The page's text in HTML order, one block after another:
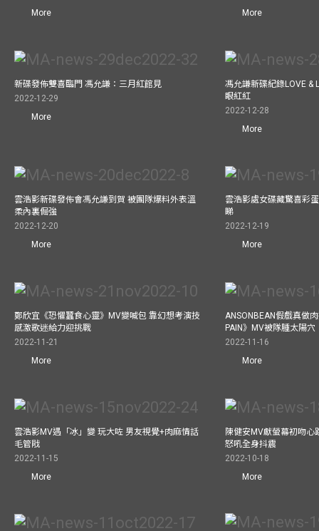
More
More
新碟發佈雙喜臨門 馮允謙：三月紅館見
2022-12-29
More
馮允謙新碟紀錄LOVE &
眼紅紅
2022-12-28
More
雲浩影新碟發佈會馮允謙到賀 被團隊爆料外表溫
柔內裏倔強
2022-12-20
More
雲浩影處女碟藏驚喜彩
睇
2022-12-19
More
鄭欣宜《恐懼蠶食心靈》MV變喊包 靠幻想考演技
感激歌迷給力迎挑戰
2022-11-21
More
ANSONBEAN假戲真做
PAIN》MV被隊腫太陽穴
2022-11-16
More
雲浩影MV遇「冰」變 玩大咗 男友視覺+肉麻情話
毛管戙
2022-11-15
More
陳健安MV獻螢幕初吻心
怒吼全身抖震
2022-10-18
More